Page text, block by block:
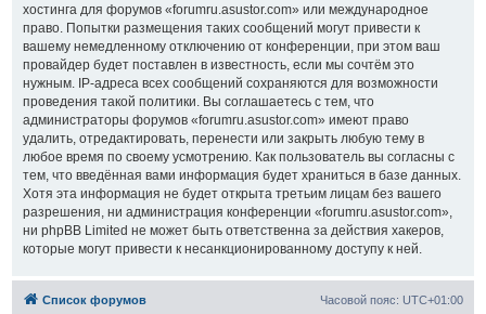
хостинга для форумов «forumru.asustor.com» или международное
право. Попытки размещения таких сообщений могут привести к
вашему немедленному отключению от конференции, при этом ваш
провайдер будет поставлен в известность, если мы сочтём это
нужным. IP-адреса всех сообщений сохраняются для возможности
проведения такой политики. Вы соглашаетесь с тем, что
администраторы форумов «forumru.asustor.com» имеют право
удалить, отредактировать, перенести или закрыть любую тему в
любое время по своему усмотрению. Как пользователь вы согласны с
тем, что введённая вами информация будет храниться в базе данных.
Хотя эта информация не будет открыта третьим лицам без вашего
разрешения, ни администрация конференции «forumru.asustor.com»,
ни phpBB Limited не может быть ответственна за действия хакеров,
которые могут привести к несанкционированному доступу к ней.
Список форумов Часовой пояс: UTC+01:00